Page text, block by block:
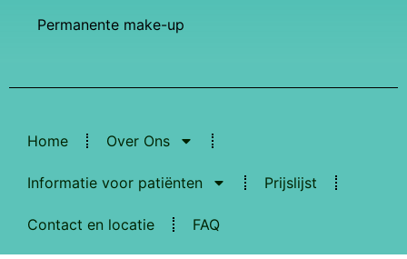
Permanente make-up
Home Over Ons
Informatie voor patiënten Prijslijst
Contact en locatie FAQ